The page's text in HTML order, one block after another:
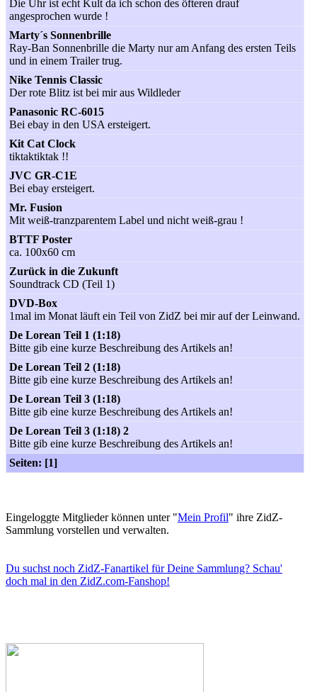
Die Uhr ist echt Kult da ich schon des öfteren drauf
angesprochen wurde !
Marty´s Sonnenbrille
Ray-Ban Sonnenbrille die Marty nur am Anfang des ersten Teils
und in einem Trailer trug.
Nike Tennis Classic
Der rote Blitz ist bei mir aus Wildleder
Panasonic RC-6015
Bei ebay in den USA ersteigert.
Kit Cat Clock
tiktaktiktak !!
JVC GR-C1E
Bei ebay ersteigert.
Mr. Fusion
Mit weiß-tranzparentem Label und nicht weiß-grau !
BTTF Poster
ca. 100x60 cm
Zurück in die Zukunft
Soundtrack CD (Teil 1)
DVD-Box
1mal im Monat läuft ein Teil von ZidZ bei mir auf der Leinwand.
De Lorean Teil 1 (1:18)
Bitte gib eine kurze Beschreibung des Artikels an!
De Lorean Teil 2 (1:18)
Bitte gib eine kurze Beschreibung des Artikels an!
De Lorean Teil 3 (1:18)
Bitte gib eine kurze Beschreibung des Artikels an!
De Lorean Teil 3 (1:18) 2
Bitte gib eine kurze Beschreibung des Artikels an!
Seiten: [1]
Eingeloggte Mitglieder können unter "Mein Profil" ihre ZidZ-
Sammlung vorstellen und verwalten.
Du suchst noch ZidZ-Fanartikel für Deine Sammlung? Schau'
doch mal in den ZidZ.com-Fanshop!